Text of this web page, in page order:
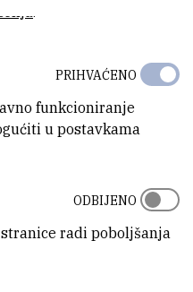
.
funkcioniranje
u postavkama
PRIHVAĆENO
radi poboljšanja
ODBIJENO